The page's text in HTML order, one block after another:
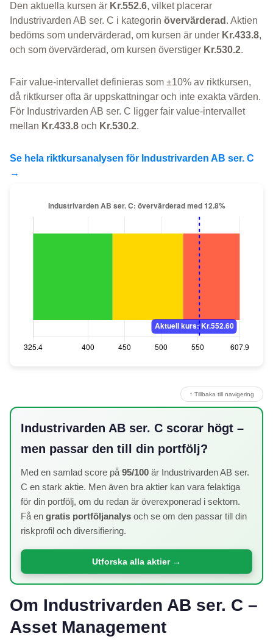
Den aktuella kursen är Kr.552.6, vilket placerar
Industrivarden AB ser. C i kategorin övervärderad . Aktien
bedöms som undervärderad, om kursen är under Kr.433.8,
och som övervärderad, om kursen överstiger Kr.530.2.
Fair value-intervallet definieras som ±10% av riktkursen,
då riktkurser ofta är uppskattningar och inte exakta värden.
För Industrivarden AB ser. C ligger fair value-intervallet
mellan Kr.433.8 och Kr.530.2.
Se hela riktkursanalysen för Industrivarden AB ser. C
→
↑ Tillbaka till navigering
Industrivarden AB ser. C scorar högt –
men passar den till din portfölj?
Med en samlad score på 95/100 är Industrivarden AB ser.
C en stark aktie. Men även bra aktier kan vara felaktiga
för din portfölj, om du redan är överexponerad i sektorn.
Få en gratis portföljanalys och se om den passar till din
riskprofil och diversifiering.
Utforska alla aktier →
Om Industrivarden AB ser. C –
Asset Management